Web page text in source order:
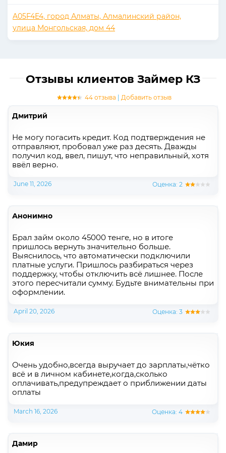
A05F4E4, город Алматы, Алмалинский район,
улица Монгольская, дом 44
Отзывы клиентов Займер КЗ
44 отзыва Добавить отзыв
Дмитрий
Не могу погасить кредит. Код подтверждения не
отправляют, пробовал уже раз десять. Дважды
получил код, ввел, пишут, что неправильный, хотя
ввёл верно.
June 11, 2026 Оценка: 2
Анонимно
Брал займ около 45000 тенге, но в итоге
пришлось вернуть значительно больше.
Выяснилось, что автоматически подключили
платные услуги. Пришлось разбираться через
поддержку, чтобы отключить всё лишнее. После
этого пересчитали сумму. Будьте внимательны при
оформлении.
April 20, 2026 Оценка: 3
Юкия
Очень удобно,всегда выручает до зарплаты,чётко
всё и в личном кабинете,когда,сколько
оплачивать,предупреждает о приближении даты
оплаты
March 16, 2026 Оценка: 4
Дамир